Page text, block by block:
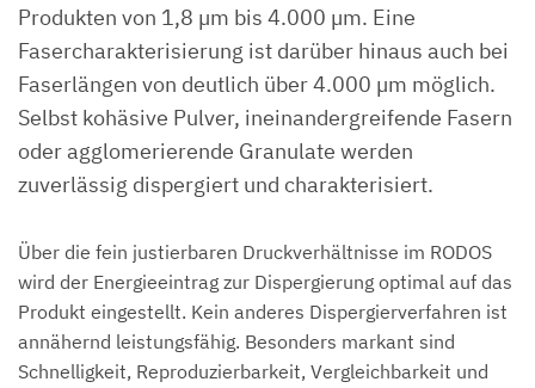
Produkten von 1,8 µm bis 4.000 µm. Eine
Fasercharakterisierung ist darüber hinaus auch bei
Faserlängen von deutlich über 4.000 µm möglich.
Selbst kohäsive Pulver, ineinandergreifende Fasern
oder agglomerierende Granulate werden
zuverlässig dispergiert und charakterisiert.
Über die fein justierbaren Druckverhältnisse im RODOS
wird der Energieeintrag zur Dispergierung optimal auf das
Produkt eingestellt. Kein anderes Dispergierverfahren ist
annähernd leistungsfähig. Besonders markant sind
Schnelligkeit, Reproduzierbarkeit, Vergleichbarkeit und